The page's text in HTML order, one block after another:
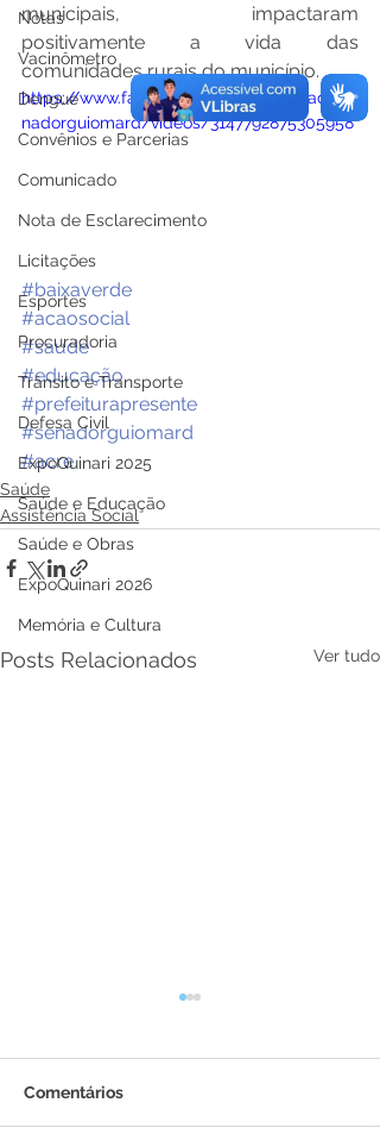
Notas
Vacinômetro
Dengue
Convênios e Parcerias
Comunicado
Nota de Esclarecimento
Licitações
Esportes
Procuradoria
Trânsito e Transporte
Defesa Civil
ExpoQuinari 2025
Saúde e Educação
Saúde e Obras
ExpoQuinari 2026
Memória e Cultura
municipais, impactaram
positivamente a vida das
comunidades rurais do município.
https://www.facebook.com/prefeituradese
nadorguiomard/videos/3147792875305958
#baixaverde
#acaosocial
#saude
#educação
#prefeiturapresente
#senadorguiomard
#acre
Saúde
Assistência Social
Posts Relacionados Ver tudo
Comentários